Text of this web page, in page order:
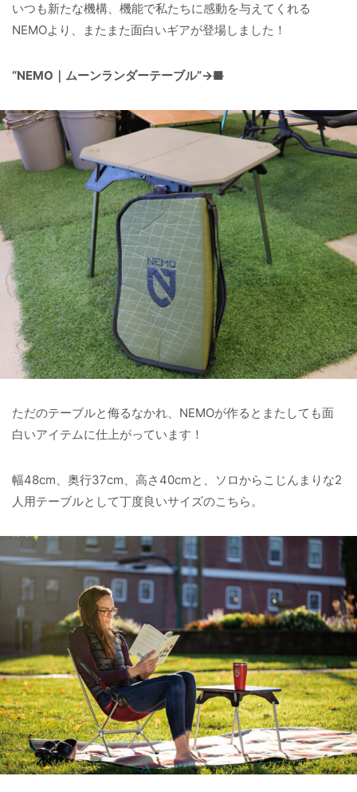
いつも新たな機構、機能で私たちに感動を与えてくれる
NEMOより、またまた面白いギアが登場しました！
“NEMO｜ムーンランダーテーブル”→■
ただのテーブルと侮るなかれ、NEMOが作るとまたしても面
白いアイテムに仕上がっています！
幅48cm、奥行37cm、高さ40cmと、ソロからこじんまりな2
人用テーブルとして丁度良いサイズのこちら。